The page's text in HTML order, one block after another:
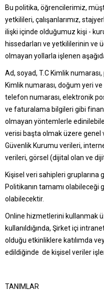
Bu politika, öğrencilerimiz,
yetkilileri, çalışanlarımız,
ilişki içinde olduğumuz kişi -
hissedarları ve yetkililerinin ve
olmayan yollarla işlenen
Ad, soyad, T.C Kimlik
Kimlik numarası, doğum yeri
telefon numarası, elektronik
ve faturalama bilgileri gibi
olmayan yöntemlerle
verisi başta olmak üzere genel
Güvenlik Kurumu verileri,
verileri, görsel (dijital olan ve
Kişisel veri sahipleri gruplarına
Politikanın tamamı olabileceği
olabilecektir.
Online hizmetlerini kullanmak
kullanıldığında, Şirket içi
olduğu etkinliklere katılımda
edildiğinde de kişisel veriler
TANIMLAR